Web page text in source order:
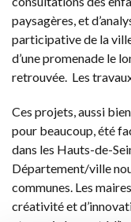
paysagères, et
participative de la
d’une promenade le
retrouvée. Les
Ces projets, aussi
pour beaucoup, été
dans les Hauts-de-
Département/ville
communes. Les
créativité et